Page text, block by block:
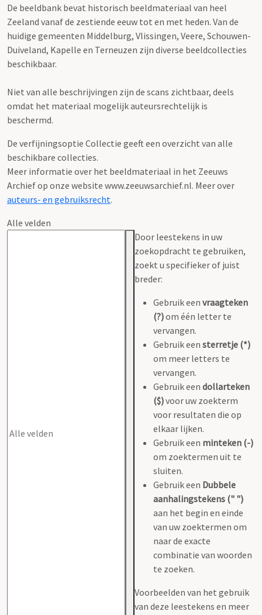
De beeldbank bevat historisch beeldmateriaal van heel
Zeeland vanaf de zestiende eeuw tot en met heden. Van de
huidige gemeenten Middelburg, Vlissingen, Veere, Schouwen-
Duiveland, Kapelle en Terneuzen zijn diverse beeldcollecties
beschikbaar.
Niet van alle beschrijvingen zijn de scans zichtbaar, deels
omdat het materiaal mogelijk auteursrechtelijk is
beschermd.
De verfijningsoptie Collectie geeft een overzicht van alle
beschikbare collecties.
Meer informatie over het beeldmateriaal in het Zeeuws
Archief op onze website www.zeeuwsarchief.nl. Meer over
auteurs- en gebruiksrecht.
Alle velden
Door leestekens in uw
zoekopdracht te gebruiken,
zoekt u specifieker of juist
breder:
Gebruik een vraagteken
(?)om één letter te
vervangen.
Gebruik een sterretje (*)
om meer letters te
vervangen.
Gebruik een dollarteken
($)voor uw zoekterm
voor resultaten die op
elkaar lijken.
Gebruik een minteken (-)
om zoektermen uit te
sluiten.
Gebruik een Dubbele
aanhalingstekens (" ")
aan het begin en einde
van uw zoektermen om
naar de exacte
combinatie van woorden
te zoeken.
Voorbeelden van het gebruik
van deze leestekens en meer